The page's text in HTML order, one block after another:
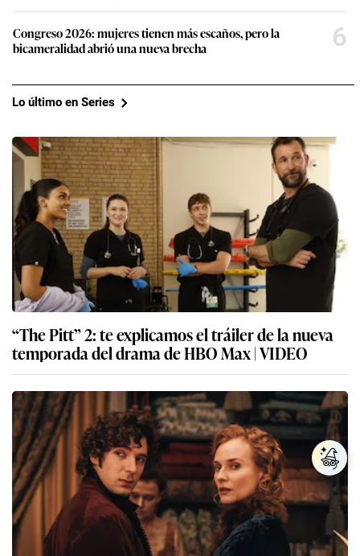
Congreso 2026: mujeres tienen más escaños, pero la
bicameralidad abrió una nueva brecha
6
Lo último en Series
“The Pitt” 2: te explicamos el tráiler de la nueva
temporada del drama de HBO Max | VIDEO